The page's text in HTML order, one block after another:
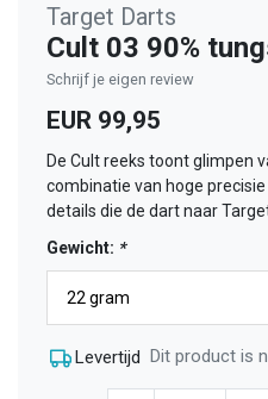
Target Darts
Cult 03 90%
Schrijf je eigen review
EUR 99,95
De Cult reeks toont glimpen
combinatie van hoge
details die de dart naar
Gewicht: *
Levertijd Dit product is